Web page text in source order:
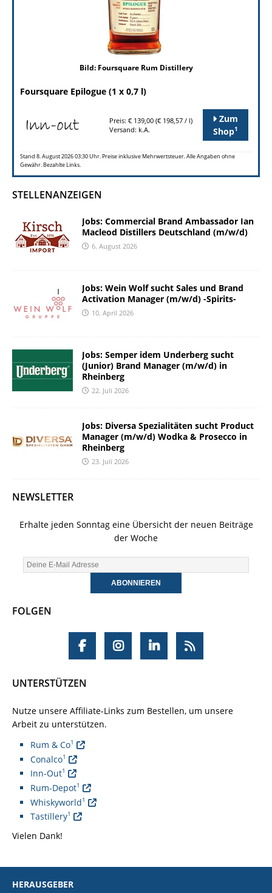
Bild: Foursquare Rum Distillery
Foursquare Epilogue (1 x 0,7 l)
Preis: € 139,00 (€ 198,57 / l)
Versand: k.A.
Zum
Shop1
Stand 8. August 2026 03:30 Uhr. Preise inklusive Mehrwertsteuer. Alle Angaben ohne
Gewähr. Bezahlte Links.
STELLENANZEIGEN
Jobs: Commercial Brand Ambassador Ian
Macleod Distillers Deutschland (m/w/d)
6. August 2026
Jobs: Wein Wolf sucht Sales und Brand
Activation Manager (m/w/d) -Spirits-
10. April 2026
Jobs: Semper idem Underberg sucht
(Junior) Brand Manager (m/w/d) in
Rheinberg
22. Juli 2026
Jobs: Diversa Spezialitäten sucht Product
Manager (m/w/d) Wodka & Prosecco in
Rheinberg
23. Juli 2026
NEWSLETTER
Erhalte jeden Sonntag eine Übersicht der neuen Beiträge
der Woche
FOLGEN
UNTERSTÜTZEN
Nutze unsere Affiliate-Links zum Bestellen, um unsere
Arbeit zu unterstützen.
Rum & Co1
Conalco1
Inn-Out1
Rum-Depot1
Whiskyworld1
Tastillery1
Vielen Dank!
HERAUSGEBER